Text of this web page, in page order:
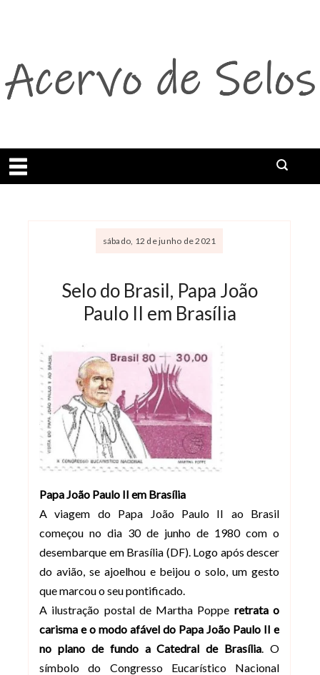
Abrir menu
sábado, 12 de junho de 2021
Selo do Brasil, Papa João
Paulo II em Brasília
Papa João Paulo II em Brasília
A viagem do Papa João Paulo II ao Brasil
começou no dia 30 de junho de 1980 com o
desembarque em Brasília (DF). Logo após descer
do avião, se ajoelhou e beijou o solo, um gesto
que marcou o seu pontificado.
A ilustração postal de Martha Poppe retrata o
carisma e o modo afável do Papa João Paulo II e
no plano de fundo a Catedral de Brasília . O
símbolo do Congresso Eucarístico Nacional